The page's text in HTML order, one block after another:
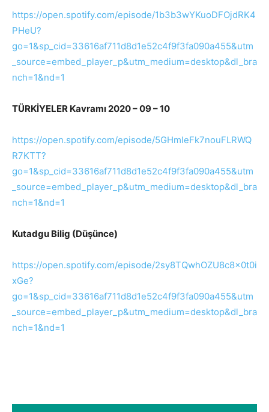
https://open.spotify.com/episode/1b3b3wYKuoDFOjdRK4
PHeU?
go=1&sp_cid=33616af711d8d1e52c4f9f3fa090a455&utm
_source=embed_player_p&utm_medium=desktop&dl_bra
nch=1&nd=1
TÜRKİYELER Kavramı 2020 – 09 – 10
https://open.spotify.com/episode/5GHmIeFk7nouFLRWQ
R7KTT?
go=1&sp_cid=33616af711d8d1e52c4f9f3fa090a455&utm
_source=embed_player_p&utm_medium=desktop&dl_bra
nch=1&nd=1
Kutadgu Bilig (Düşünce)
https://open.spotify.com/episode/2sy8TQwhOZU8c8x0t0i
xGe?
go=1&sp_cid=33616af711d8d1e52c4f9f3fa090a455&utm
_source=embed_player_p&utm_medium=desktop&dl_bra
nch=1&nd=1